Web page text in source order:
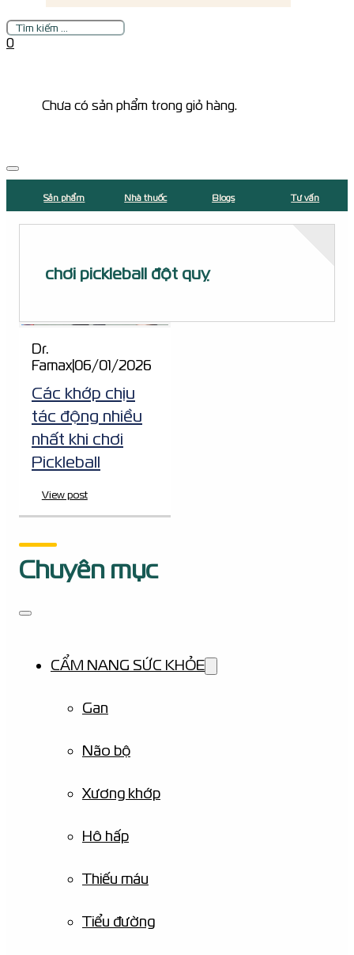
Tìm
kiếm
0
Chưa có sản phẩm trong giỏ hàng.
Sản phẩm Nhà thuốc Blogs Tư vấn
chơi pickleball đột quỵ
Dr.
Famax|06/01/2026
Các khớp chịu
tác động nhiều
nhất khi chơi
Pickleball
View post
Chuyên mục
CẨM NANG SỨC KHỎE
Gan
Não bộ
Xương khớp
Hô hấp
Thiếu máu
Tiểu đường